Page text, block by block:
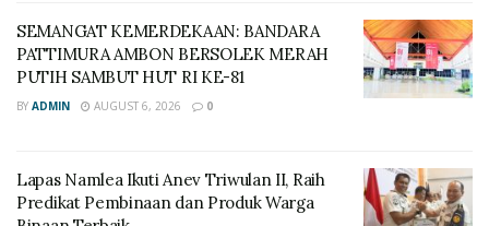
SEMANGAT KEMERDEKAAN: BANDARA
PATTIMURA AMBON BERSOLEK MERAH
PUTIH SAMBUT HUT RI KE-81
BY ADMIN AUGUST 6, 2026 0
Lapas Namlea Ikuti Anev Triwulan II, Raih
Predikat Pembinaan dan Produk Warga